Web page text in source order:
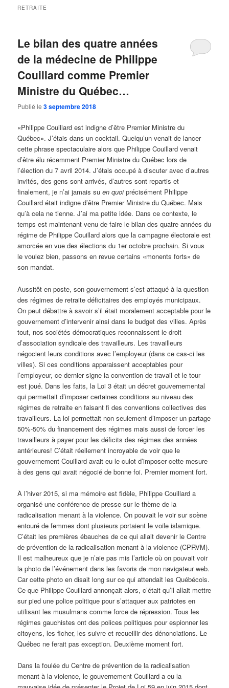
RETRAITE
Le bilan des quatre années
de la médecine de Philippe
Couillard comme Premier
Ministre du Québec…
Publié le3 septembre 2018
«Philippe Couillard est indigne d’être Premier Ministre du
Québec». J’étais dans un cocktail. Quelqu’un venait de lancer
cette phrase spectaculaire alors que Philippe Couillard venait
d’être élu récemment Premier Ministre du Québec lors de
l’élection du 7 avril 2014. J’étais occupé à discuter avec d’autres
invités, des gens sont arrivés, d’autres sont repartis et
finalement, je n’ai jamais suen quoiprécisément Philippe
Couillard était indigne d’être Premier Ministre du Québec. Mais
qu’à cela ne tienne. J’ai ma petite idée. Dans ce contexte, le
temps est maintenant venu de faire le bilan des quatre années du
régime de Philippe Couillard alors que la campagne électorale est
amorcée en vue des élections du 1er octobre prochain. Si vous
le voulez bien, passons en revue certains «monents forts» de
son mandat.
Aussitôt en poste, son gouvernement s’est attaqué à la question
des régimes de retraite déficitaires des employés municipaux.
On peut débattre à savoir s’il était moralement acceptable pour le
gouvernement d’intervenir ainsi dans le budget des villes. Après
tout, nos sociétés démocratiques reconnaissent le droit
d’association syndicale des travailleurs. Les travailleurs
négocient leurs conditions avec l’employeur (dans ce cas-ci les
villes). Si ces conditions apparaissent acceptables pour
l’employeur, ce dernier signe la convention de travail et le tour
est joué. Dans les faits, la Loi 3 était un décret gouvernemental
qui permettait d’imposer certaines conditions au niveau des
régimes de retraite en faisant fi des conventions collectives des
travailleurs. La loi permettait non seulement d’imposer un partage
50%-50% du financement des régimes mais aussi de forcer les
travailleurs à payer pour les déficits des régimes des années
antérieures! C’était réellement incroyable de voir que le
gouvernement Couillard avait eu le culot d’imposer cette mesure
à des gens qui avait négocié de bonne foi. Premier moment fort.
À l’hiver 2015, si ma mémoire est fidèle, Philippe Couillard a
organisé une conférence de presse sur le thème de la
radicalisation menant à la violence. On pouvait le voir sur scène
entouré de femmes dont plusieurs portaient le voile islamique.
C’était les premières ébauches de ce qui allait devenir le Centre
de prévention de la radicalisation menant à la violence (CPRVM).
Il est malheureux que je n’aie pas mis l’article où on pouvait voir
la photo de l’événement dans les favoris de mon navigateur web.
Car cette photo en disait long sur ce qui attendait les Québécois.
Ce que Philippe Couillard annonçait alors, c’était qu’il allait mettre
sur pied une police politique pour s’attaquer aux patriotes en
utilisant les musulmans comme force de répression. Tous les
régimes gauchistes ont des polices politiques pour espionner les
citoyens, les ficher, les suivre et recueillir des dénonciations. Le
Québec ne ferait pas exception. Deuxième moment fort.
Dans la foulée du Centre de prévention de la radicalisation
menant à la violence, le gouvernement Couillard a eu la